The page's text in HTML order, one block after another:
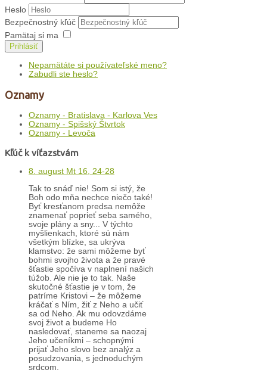
Heslo
Bezpečnostný kľúč
Pamätaj si ma
Prihlásiť
Nepamätáte si používateľské meno?
Zabudli ste heslo?
Oznamy
Oznamy - Bratislava - Karlova Ves
Oznamy - Spišský Štvrtok
Oznamy - Levoča
Kľúč k víťazstvám
8. august Mt 16, 24-28
Tak to snáď nie! Som si istý, že
Boh odo mňa nechce niečo také!
Byť kresťanom predsa nemôže
znamenať poprieť seba samého,
svoje plány a sny... V týchto
myšlienkach, ktoré sú nám
všetkým blízke, sa ukrýva
klamstvo: že sami môžeme byť
bohmi svojho života a že pravé
šťastie spočíva v naplnení našich
túžob. Ale nie je to tak. Naše
skutočné šťastie je v tom, že
patríme Kristovi – že môžeme
kráčať s Ním, žiť z Neho a učiť
sa od Neho. Ak mu odovzdáme
svoj život a budeme Ho
nasledovať, staneme sa naozaj
Jeho učeníkmi – schopnými
prijať Jeho slovo bez analýz a
posudzovania, s jednoduchým
srdcom.